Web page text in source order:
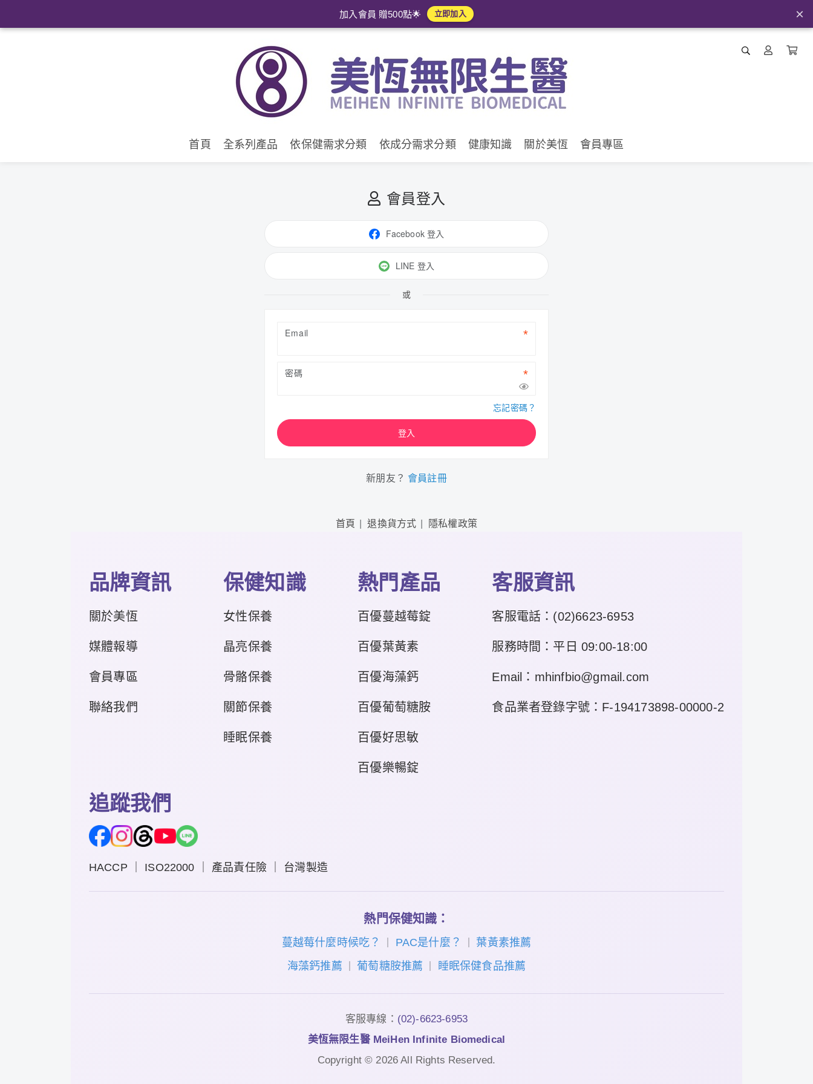
加入會員 贈500點🌟 立即加入 ×
首頁 全系列產品 依保健需求分類 依成分需求分類 健康知識 關於美恆 會員專區
會員登入
Facebook 登入
LINE 登入
或
Email
密碼
忘記密碼？
登入
新朋友？ 會員註冊
首頁 退換貨方式 隱私權政策
品牌資訊
關於美恆
媒體報導
會員專區
聯絡我們
保健知識
女性保養
晶亮保養
骨骼保養
關節保養
睡眠保養
熱門產品
百優蔓越莓錠
百優葉黃素
百優海藻鈣
百優葡萄糖胺
百優好思敏
百優樂暢錠
客服資訊
客服電話： (02)6623-6953
服務時間：平日 09:00-18:00
Email：mhinfbio@gmail.com
食品業者登錄字號：F-194173898-00000-2
追蹤我們
HACCP ｜ ISO22000 ｜ 產品責任險 ｜ 台灣製造
熱門保健知識：
蔓越莓什麼時候吃？ PAC是什麼？
葉黃素推薦
海藻鈣推薦 ｜葡萄糖胺推薦 睡眠保健食品推薦
客服專線： (02)-6623-6953
美恆無限生醫 MeiHen Infinite Biomedical
Copyright © 2026 All Rights Reserved.